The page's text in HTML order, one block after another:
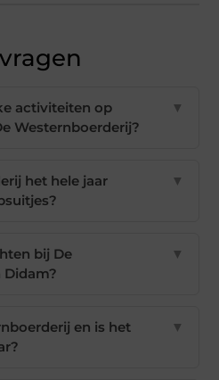
activiteiten op
Westernboerderij?
▼
het hele jaar
▼
bij De
Didam?
▼
en is het
▼